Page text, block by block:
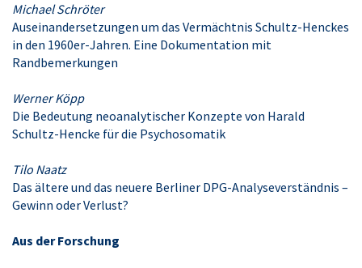
Michael Schröter
Auseinandersetzungen um das Vermächtnis Schultz-Henckes
in den 1960er-Jahren. Eine Dokumentation mit
Randbemerkungen
Werner Köpp
Die Bedeutung neoanalytischer Konzepte von Harald
Schultz-Hencke für die Psychosomatik
Tilo Naatz
Das ältere und das neuere Berliner DPG-Analyseverständnis –
Gewinn oder Verlust?
Aus der Forschung